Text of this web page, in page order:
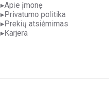
Apie įmonę
Privatumo politika
Prekių atsiėmimas
Karjera